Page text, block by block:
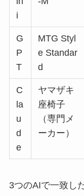
i
G
P
T
MTG Styl
e Standar
d
C
la
u
d
e
ヤマザキ
座椅子
（専門メ
ーカー）
3つのAIで一致し